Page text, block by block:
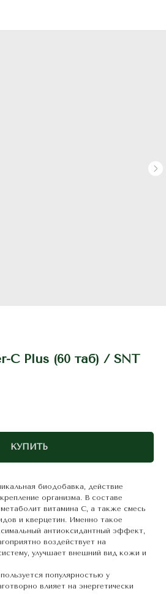
C Plus (60 таб) / SNT
КУПИТЬ
биодобавка, действие
организма. В составе
витамина С, а также смесь
и кверцетин. Именно такое
антиоксидантный эффект,
воздействует на
улучшает внешний вид кожи и
популярностью у
влияет на энергетически